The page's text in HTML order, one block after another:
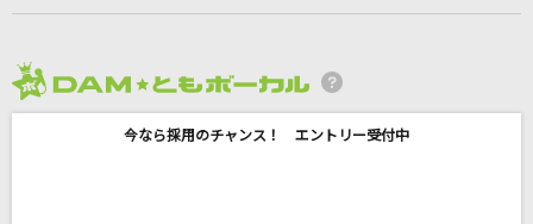
ハウンド・ドッグ
今なら採用のチャンス！ エントリー受付中